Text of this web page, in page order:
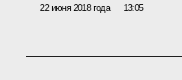
22 июня 2018 года 13:05